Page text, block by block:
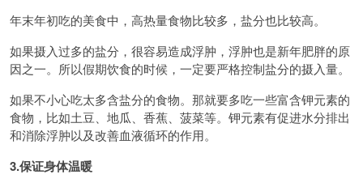
年末年初吃的美食中，高热量食物比较多，盐分也比较高。
如果摄入过多的盐分，很容易造成浮肿，浮肿也是新年肥胖的原
因之一。所以假期饮食的时候，一定要严格控制盐分的摄入量。
如果不小心吃太多含盐分的食物。那就要多吃一些富含钾元素的
食物，比如土豆、地瓜、香蕉、菠菜等。钾元素有促进水分排出
和消除浮肿以及改善血液循环的作用。
3.保证身体温暖